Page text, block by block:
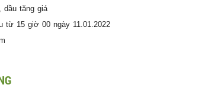
dầu tăng giá
từ 15 giờ 00 ngày 11.01.2022